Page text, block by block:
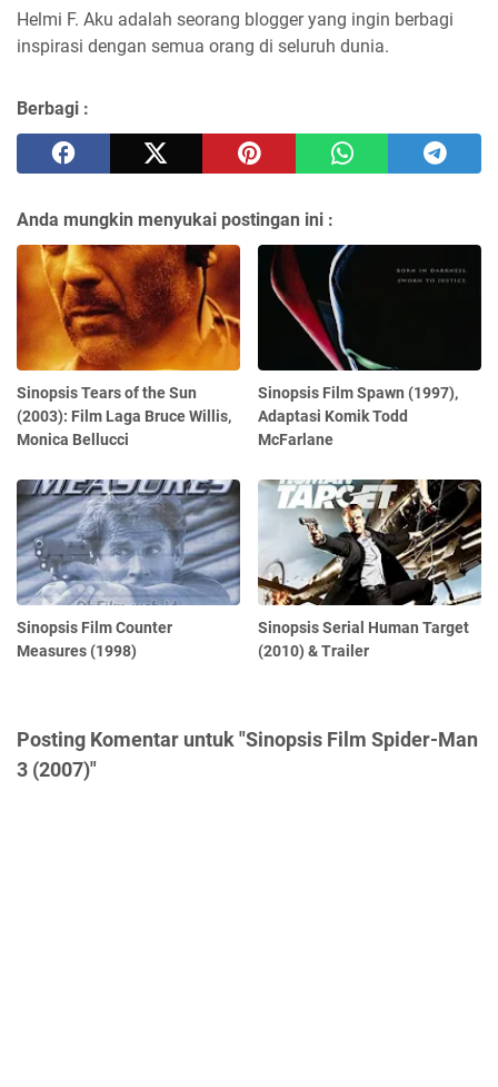
Helmi F. Aku adalah seorang blogger yang ingin berbagi
inspirasi dengan semua orang di seluruh dunia.
Berbagi :
Anda mungkin menyukai postingan ini :
Sinopsis Tears of the Sun
(2003): Film Laga Bruce Willis,
Monica Bellucci
Sinopsis Film Spawn (1997),
Adaptasi Komik Todd
McFarlane
Sinopsis Film Counter
Measures (1998)
Sinopsis Serial Human Target
(2010) & Trailer
Posting Komentar untuk "Sinopsis Film Spider-Man
3 (2007)"